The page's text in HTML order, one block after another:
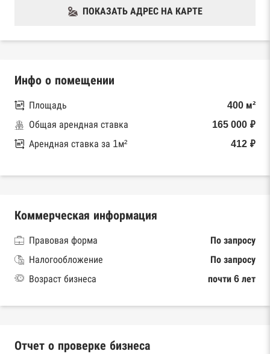
ПОКАЗАТЬ АДРЕС НА КАРТЕ
Инфо о помещении
Площадь
400 м²
Общая арендная ставка
165 000 ₽
Арендная ставка за 1м²
412 ₽
Коммерческая информация
Правовая форма
По запросу
Налогообложение
По запросу
Возраст бизнеса
почти 6 лет
Отчет о проверке бизнеса